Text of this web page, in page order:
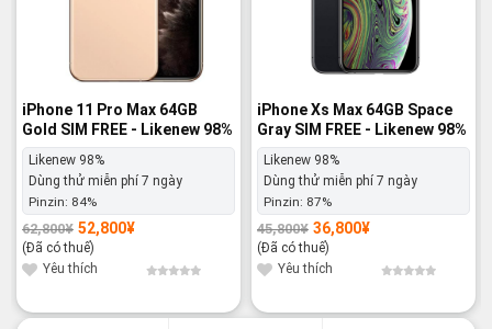
iPhone 11 Pro Max 64GB
Gold SIM FREE - Likenew 98%
Likenew 98%
Dùng thử miễn phí 7 ngày
Pinzin: 84%
62,800¥
Giá
gốc
là:
62,800¥.
52,800¥
Giá
hiện
tại
là:
52,800¥.
(Đã có thuế)
Yêu thích
iPhone Xs Max 64GB Space
Gray SIM FREE - Likenew 98%
Likenew 98%
Dùng thử miễn phí 7 ngày
Pinzin: 87%
45,800¥
Giá
gốc
là:
45,800¥.
36,800¥
Giá
hiện
tại
là:
36,800¥.
(Đã có thuế)
Yêu thích